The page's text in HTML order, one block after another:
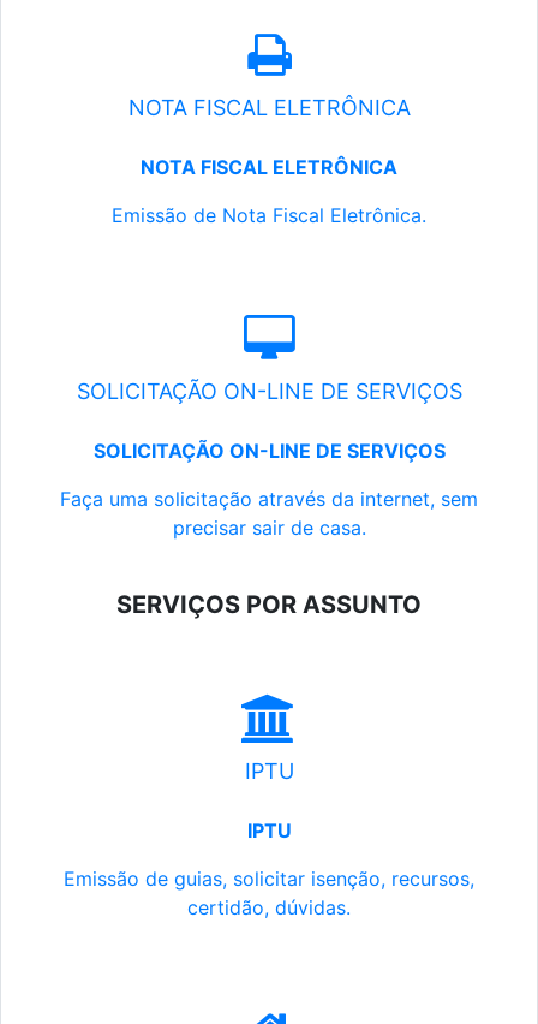
NOTA FISCAL ELETRÔNICA
NOTA FISCAL ELETRÔNICA
Emissão de Nota Fiscal Eletrônica.
SOLICITAÇÃO ON-LINE DE SERVIÇOS
SOLICITAÇÃO ON-LINE DE SERVIÇOS
Faça uma solicitação através da internet, sem
precisar sair de casa.
SERVIÇOS POR ASSUNTO
IPTU
IPTU
Emissão de guias, solicitar isenção, recursos,
certidão, dúvidas.